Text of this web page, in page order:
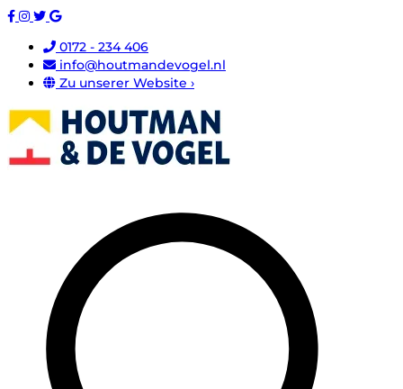
0172 - 234 406
info@houtmandevogel.nl
Zu unserer Website ›